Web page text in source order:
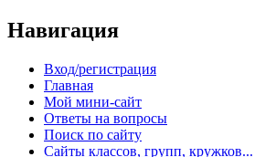
Навигация
Вход/регистрация
Главная
Мой мини-сайт
Ответы на вопросы
Поиск по сайту
Сайты классов, групп, кружков...